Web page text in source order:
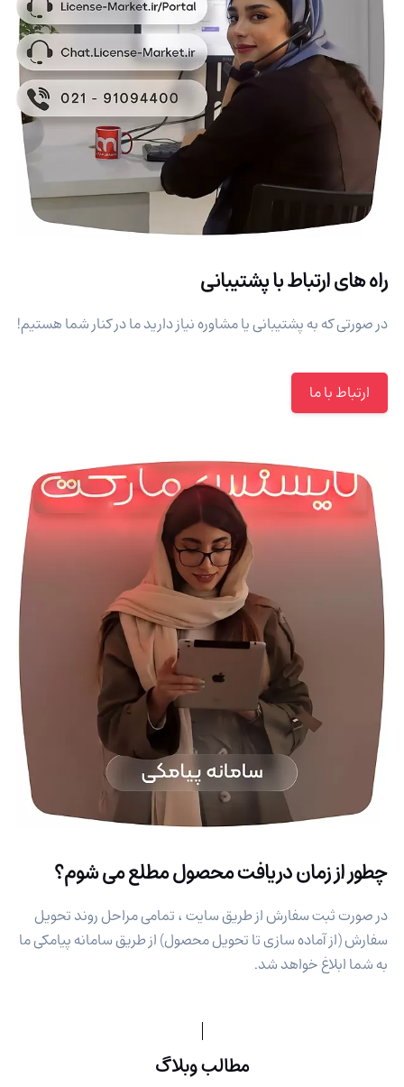
راه های ارتباط با پشتیبانی
در صورتی که به پشتیبانی یا مشاوره نیاز دارید ما در کنار شما هستیم!
ارتباط با ما
چطور از زمان دریافت محصول مطلع می شوم؟
در صورت ثبت سفارش از طریق سایت ، تمامی مراحل روند تحویل
سفارش (از آماده سازی تا تحویل محصول) از طریق سامانه پیامکی ما
به شما ابلاغ خواهد شد.
مطالب وبلاگ